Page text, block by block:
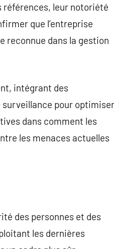
références, leur notoriété
que l’entreprise
reconnue dans la gestion
intégrant des
surveillance pour optimiser
dans comment les
les menaces actuelles
des personnes et des
les dernières